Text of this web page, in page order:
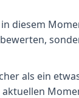
diesem
als ein